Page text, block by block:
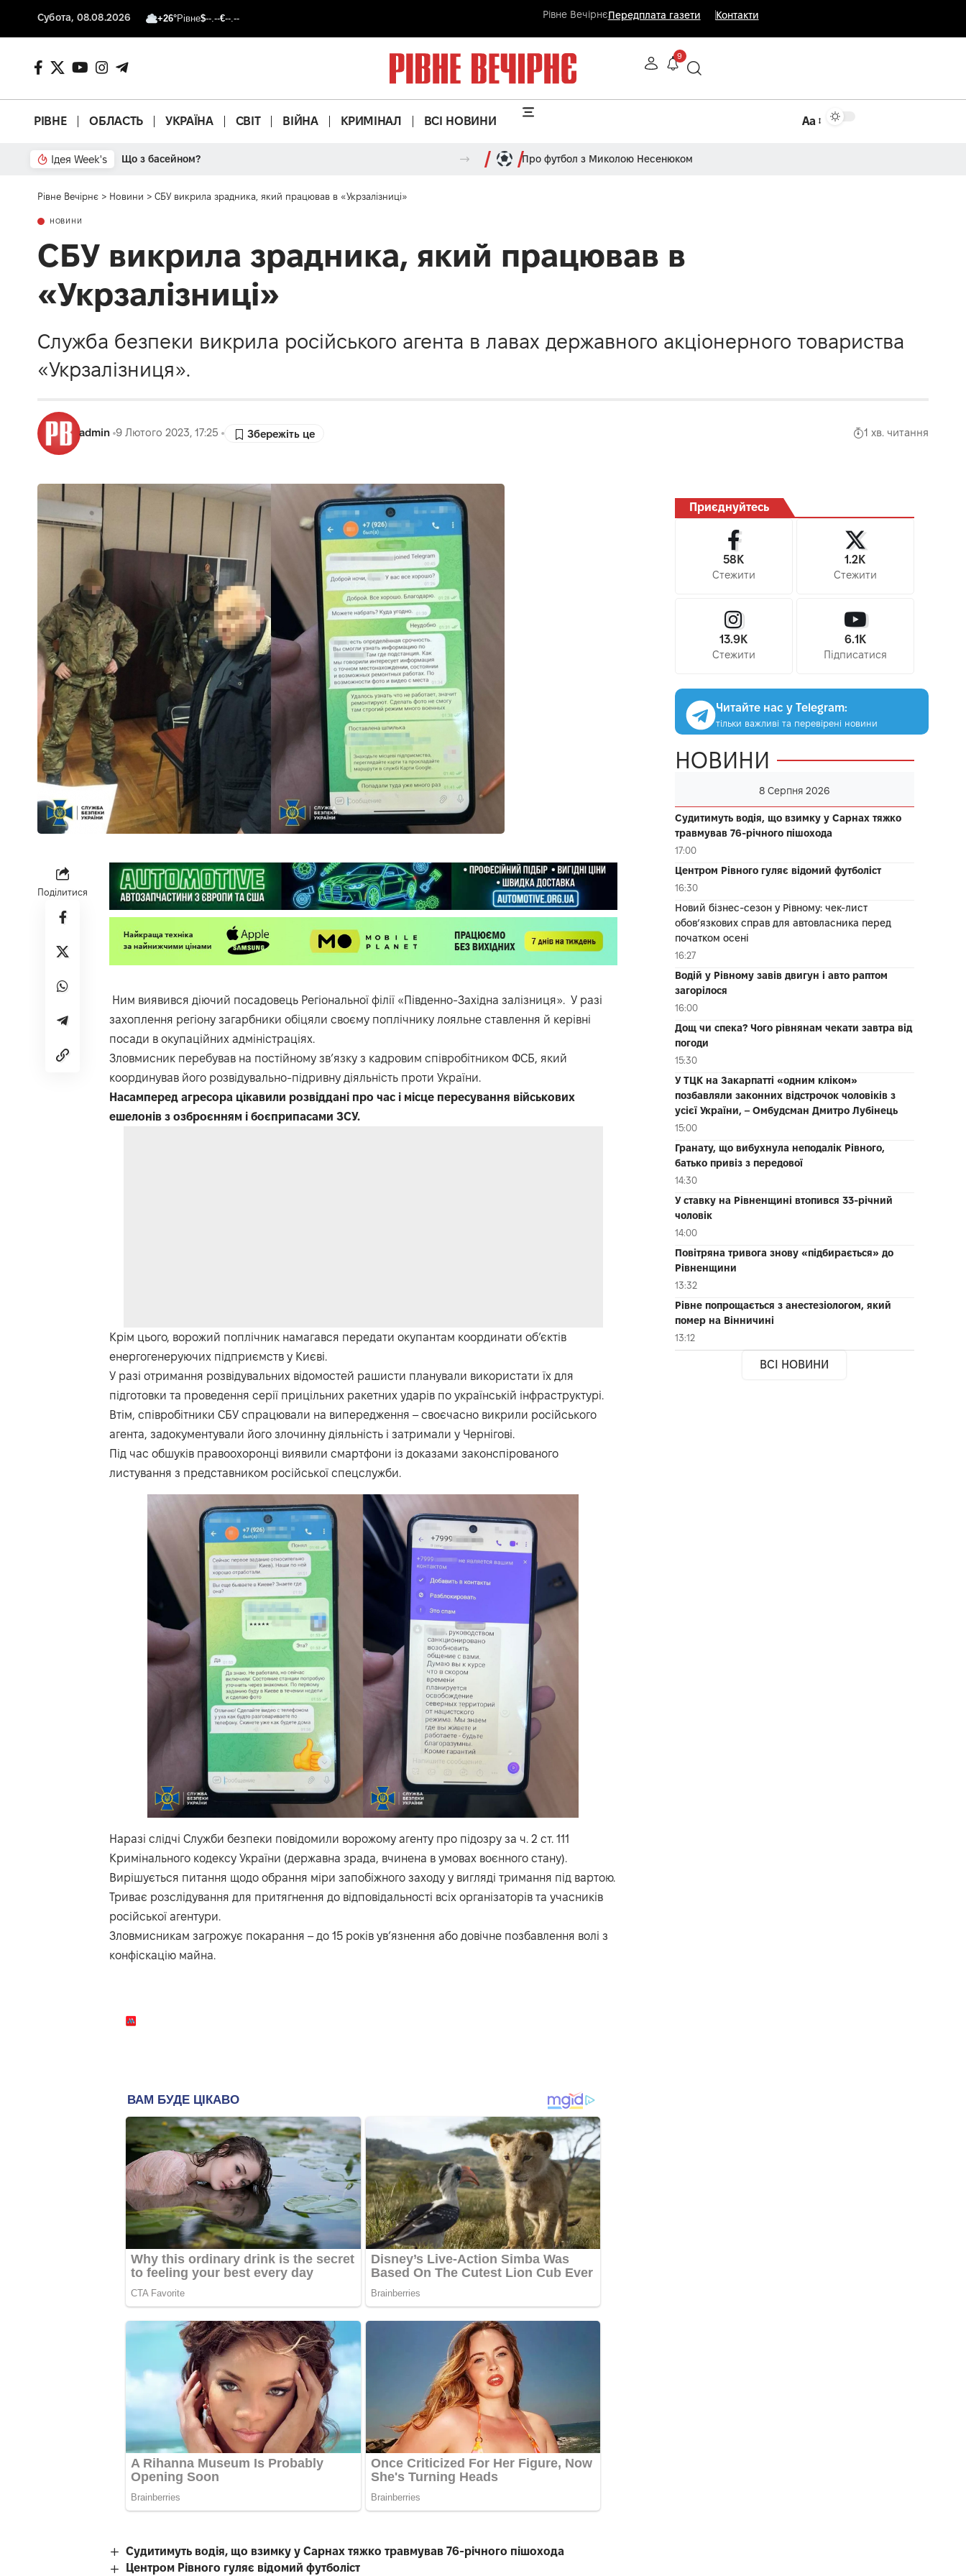
Субота, 08.08.2026 +26°Рівне$--.--€--.-- Рівне ВечірнєПередплата газети Контакти
9
РІВНЕ ОБЛАСТЬ УКРАЇНА СВІТ ВІЙНА КРИМІНАЛ ВСІ НОВИНИ Аа
Ідея Week's Від паркану до картонки Про футбол з Миколою Несенюком
Рівне Вечірнє > Новини > СБУ викрила зрадника, який працював в «Укрзалізниці»
НОВИНИ
СБУ викрила зрадника, який працював в
«Укрзалізниці»
Служба безпеки викрила російського агента в лавах державного акціонерного товариства
«Укрзалізниця».
admin 9 Лютого 2023, 17:25 1 хв. читання
Поділитися
Ним виявився діючий посадовець Регіональної філії «Південно-Західна залізниця». У разі
захоплення регіону загарбники обіцяли своєму поплічнику лояльне ставлення й керівні
посади в окупаційних адміністраціях.
Зловмисник перебував на постійному зв’язку з кадровим співробітником ФСБ, який
координував його розвідувально-підривну діяльність проти України.
Насамперед агресора цікавили розвіддані про час і місце пересування військових
ешелонів з озброєнням і боєприпасами ЗСУ.
Крім цього, ворожий поплічник намагався передати окупантам координати об’єктів
енергогенеруючих підприємств у Києві.
У разі отримання розвідувальних відомостей рашисти планували використати їх для
підготовки та проведення серії прицільних ракетних ударів по українській інфраструктурі.
Втім, співробітники СБУ спрацювали на випередження – своєчасно викрили російського
агента, задокументували його злочинну діяльність і затримали у Чернігові.
Під час обшуків правоохоронці виявили смартфони із доказами законспірованого
листування з представником російської спецслужби.
Наразі слідчі Служби безпеки повідомили ворожому агенту про підозру за ч. 2 ст. 111
Кримінального кодексу України (державна зрада, вчинена в умовах воєнного стану).
Вирішується питання щодо обрання міри запобіжного заходу у вигляді тримання під вартою.
Триває розслідування для притягнення до відповідальності всіх організаторів та учасників
російської агентури.
Зловмисникам загрожує покарання – до 15 років ув’язнення або довічне позбавлення волі з
конфіскацію майна.
Судитимуть водія, що взимку у Сарнах тяжко травмував 76-річного пішохода
Центром Рівного гуляє відомий футболіст
Приєднуйтесь
58K
Стежити
1.2K
Стежити
13.9K
Стежити
6.1K
Підписатися
Читайте нас у Telegram:
тільки важливі та перевірені новини
НОВИНИ
8 Серпня 2026
Судитимуть водія, що взимку у Сарнах тяжко
травмував 76-річного пішохода
17:00
Центром Рівного гуляє відомий футболіст
16:30
Новий бізнес-сезон у Рівному: чек-лист
обов’язкових справ для автовласника перед
початком осені
16:27
Водій у Рівному завів двигун і авто раптом
загорілося
16:00
Дощ чи спека? Чого рівнянам чекати завтра від
погоди
15:30
У ТЦК на Закарпатті «одним кліком»
позбавляли законних відстрочок чоловіків з
усієї України, – Омбудсман Дмитро Лубінець
15:00
Гранату, що вибухнула неподалік Рівного,
батько привіз з передової
14:30
У ставку на Рівненщині втопився 33-річний
чоловік
14:00
Повітряна тривога знову «підбирається» до
Рівненщини
13:32
Рівне попрощається з анестезіологом, який
помер на Вінничині
13:12
ВСІ НОВИНИ